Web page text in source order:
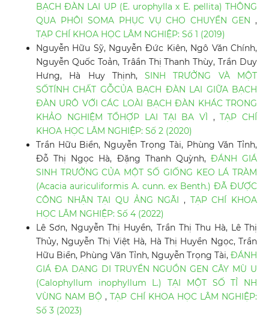
BẠCH ĐÀN LAI UP (E. urophylla x E. pellita) THÔNG
QUA PHÔI SOMA PHỤC VỤ CHO CHUYỂN GEN,
TẠP CHÍ KHOA HỌC LÂM NGHIỆP: Số 1 (2019)
Nguyễn Hữu Sỹ, Nguyễn Đức Kiên, Ngô Văn Chính,
Nguyễn Quốc Toản, Trâần Thị Thanh Thùy, Trần Duy
Hưng, Hà Huy Thịnh,SINH TRƯỞNG VÀ MỘT
SỐTÍNH CHẤT GỖCỦA BẠCH ĐÀN LAI GIỮA BẠCH
ĐÀN URÔ VỚI CÁC LOÀI BẠCH ĐÀN KHÁC TRONG
KHẢO NGHIỆM TỔHỢP LAI TẠI BA VÌ ,TẠP CHÍ
KHOA HỌC LÂM NGHIỆP: Số 2 (2020)
Trần Hữu Biển, Nguyễn Trọng Tài, Phùng Văn Tỉnh,
Đỗ Thị Ngọc Hà, Đặng Thanh Quỳnh, ĐÁNH GIÁ
SINH TRƯỞNG CỦA MỘT SỐ GIỐNG KEO LÁ TRÀM
(Acacia auriculiformis A. cunn. ex Benth.) ĐÃ ĐƯỢC
CÔNG NHẬN TẠI QU ẢNG NGÃI, TẠP CHÍ KHOA
HỌC LÂM NGHIỆP: Số 4 (2022)
Lê Sơn, Nguyễn Thị Huyền, Trần Thị Thu Hà, Lê Thị
Thủy, Nguyễn Thị Việt Hà, Hà Thị Huyền Ngọc, Trần
Hữu Biển, Phùng Văn Tỉnh, Nguyễn Trọng Tài,ĐÁNH
GIÁ ĐA DẠNG DI TRUYỀN NGUỒN GEN CÂY MÙ U
(Calophyllum inophyllum L.) TẠI MỘT SỐ TỈ NH
VÙNG NAM BỘ,TẠP CHÍ KHOA HỌC LÂM NGHIỆP:
Số 3 (2023)